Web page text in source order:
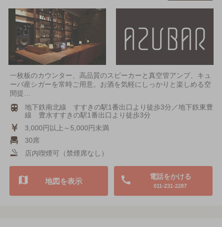
一枚板のカウンター、高品質のスピーカーと真空管アンプ、キュ
ーバ産シガーを常時ご用意。お酒を気軽にしっかりと楽しめる空
間提…
地下鉄南北線 すすきの駅1番出口より徒歩3分／地下鉄東豊
線 豊水すすきの駅1番出口より徒歩3分
3,000円以上～5,000円未満
30席
店内喫煙可（禁煙席なし）
電話をかける
011-231-2287
地図を表示